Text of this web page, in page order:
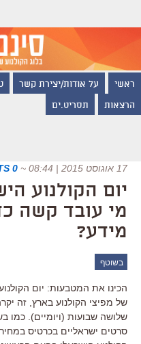
ראשי על אודות/יצירת קשר
הרצאות תסריט.ים
17 אוגוסט 2015 | 08:44 ~
0 COMMENTS
יום הקולנוע
מי עובד קשה
מידע?
בשוטף
הכינו את המטבעות: יום
שלושה שבועות (ויומיים). כמו
סרטים ישראליים בכרטיס